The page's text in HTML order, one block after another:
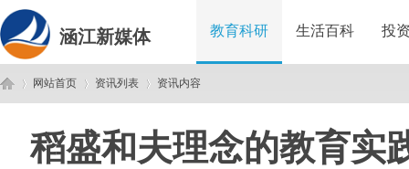
涵江新媒体 教育科研 生活百科 投
网站首页
›
资讯列表
›
资讯内容
稻盛和夫理念的教育实